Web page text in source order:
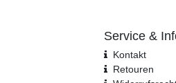
Service &
Kontakt
Retouren